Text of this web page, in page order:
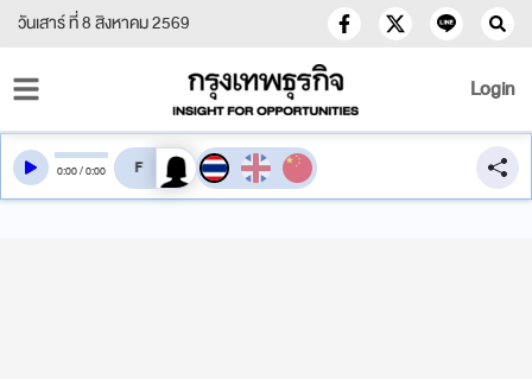
วันเสาร์ ที่ 8 สิงหาคม 2569
Login
0:00/0:00 สลับเสียงอ่าน